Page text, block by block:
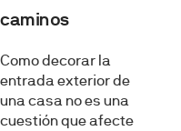
caminos
Como decorar la
entrada exterior de
una casa no es una
cuestión que afecte